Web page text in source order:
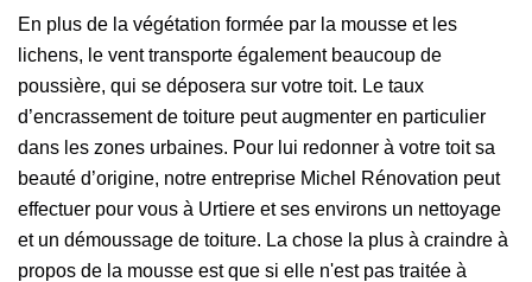
En plus de la végétation formée par la mousse et les
lichens, le vent transporte également beaucoup de
poussière, qui se déposera sur votre toit. Le taux
d’encrassement de toiture peut augmenter en particulier
dans les zones urbaines. Pour lui redonner à votre toit sa
beauté d’origine, notre entreprise Michel Rénovation peut
effectuer pour vous à Urtiere et ses environs un nettoyage
et un démoussage de toiture. La chose la plus à craindre à
propos de la mousse est que si elle n'est pas traitée à